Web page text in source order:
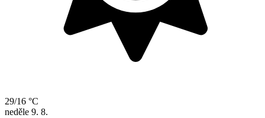
29/16 °C
neděle 9. 8.